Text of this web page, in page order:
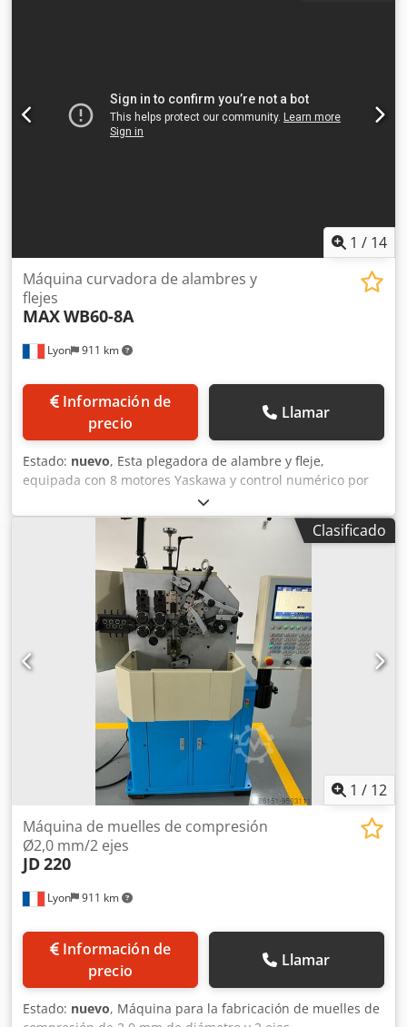
1 / 14
Lyon 911 km
Máquina curvadora de alambres y
flejes
MAXWB60-8A
Información de
precio
Llamar
Estado: nuevo, Esta plegadora de alambre y fleje,
equipada con 8 motores Yaskawa y control numérico por
PC con Windows, es perfecta para fabricar piezas de gran
tamaño en 2D o 3D. Djdpfxjpiucxo Aivjwa Entre las ventajas
de este equipo destacan los bajos costes de utillaje, la
facilidad de programación, los bajos costes de
mantenimiento, la fiabilidad y la repetibilidad dimensional
de las piezas producidas.
Clasificado
1 / 12
Lyon 911 km
Máquina de muelles de compresión
Ø2,0 mm/2 ejes
JD220
Información de
precio
Llamar
Estado: nuevo, Máquina para la fabricación de muelles de